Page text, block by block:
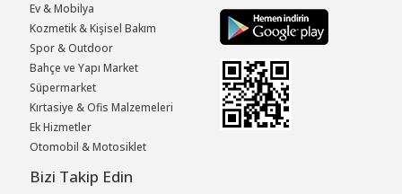
Ev & Mobilya
Kozmetik & Kişisel Bakım
Spor & Outdoor
Bahçe ve Yapı Market
Süpermarket
Kırtasiye & Ofis Malzemeleri
Ek Hizmetler
Otomobil & Motosiklet
Bizi Takip Edin